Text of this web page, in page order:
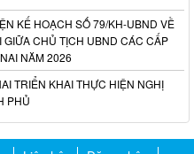
KẾ HOẠCH SỐ 79/KH-UBND VỀ
CHỦ TỊCH UBND CÁC CẤP
NĂM 2026
TRIỂN KHAI THỰC HIỆN NGHỊ
PHỦ